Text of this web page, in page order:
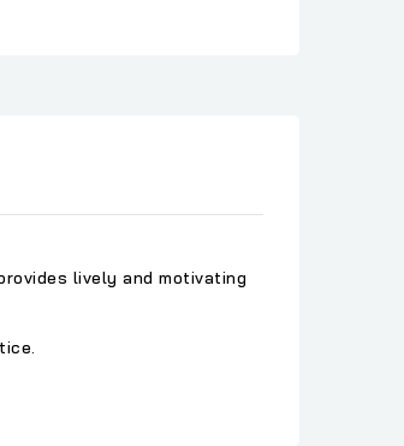
lively and motivating